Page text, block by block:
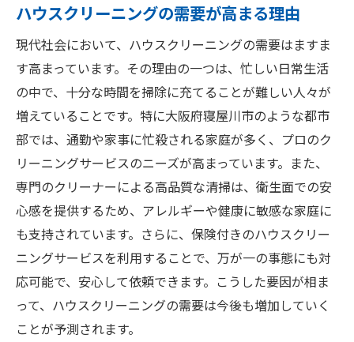
保険でカバーされる清掃内容とは
安心して依頼できる清掃業者の特徴
トラブルを未然に防ぐための保険活用法
住まいの価値を守る清掃の重要性
住まいを清潔に保つためのスマートな選択
ハウスクリーニングの保険付きサービスで生活
の質を向上
清掃がもたらす健康的な生活環境
保険付きサービスで得られる安心感
生活の質を高める清掃プランの提案
プロの清掃でストレスフリーな日常を
保険で守られる住まいの美しさ
ハウスクリーニングの需要が高まる理由
現代社会において、ハウスクリーニングの需要はますま
す高まっています。その理由の一つは、忙しい日常生活
の中で、十分な時間を掃除に充てることが難しい人々が
増えていることです。特に大阪府寝屋川市のような都市
部では、通勤や家事に忙殺される家庭が多く、プロのク
リーニングサービスのニーズが高まっています。また、
専門のクリーナーによる高品質な清掃は、衛生面での安
心感を提供するため、アレルギーや健康に敏感な家庭に
も支持されています。さらに、保険付きのハウスクリー
ニングサービスを利用することで、万が一の事態にも対
応可能で、安心して依頼できます。こうした要因が相ま
って、ハウスクリーニングの需要は今後も増加していく
ことが予測されます。